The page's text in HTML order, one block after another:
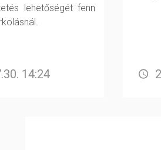
lehetőségét fenn
14:24